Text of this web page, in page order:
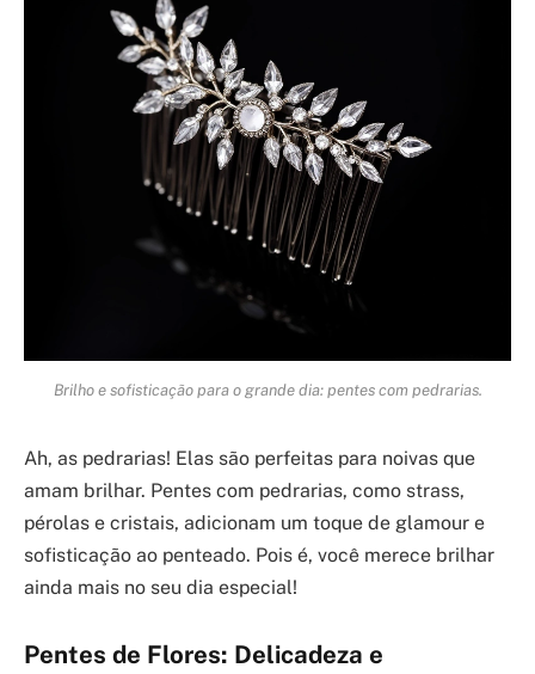
Brilho e sofisticação para o grande dia: pentes com pedrarias.
Ah, as pedrarias! Elas são perfeitas para noivas que
amam brilhar. Pentes com pedrarias, como strass,
pérolas e cristais, adicionam um toque de glamour e
sofisticação ao penteado. Pois é, você merece brilhar
ainda mais no seu dia especial!
Pentes de Flores: Delicadeza e